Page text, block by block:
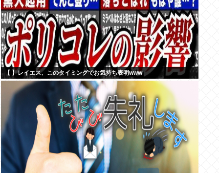
【 】レイエス、このタイミングでお気持ち表明www